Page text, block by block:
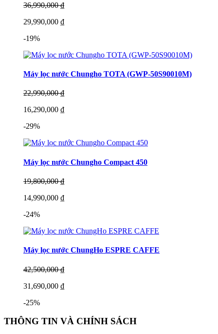
36,990,000 ₫
29,990,000 ₫
-19%
Máy lọc nước Chungho TOTA (GWP-50S90010M)
22,990,000 ₫
16,290,000 ₫
-29%
Máy lọc nước Chungho Compact 450
19,800,000 ₫
14,990,000 ₫
-24%
Máy lọc nước ChungHo ESPRE CAFFE
42,500,000 ₫
31,690,000 ₫
-25%
THÔNG TIN VÀ CHÍNH SÁCH